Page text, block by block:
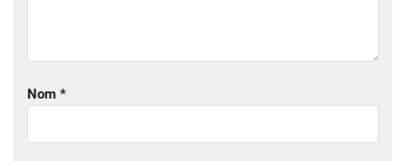
Nom *